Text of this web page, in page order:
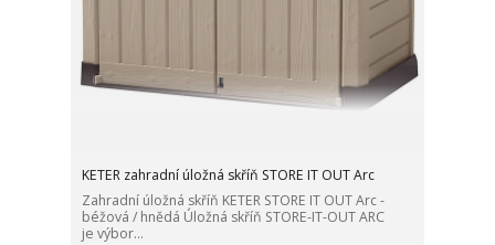
KETER zahradní úložná skříň STORE IT OUT Arc
Zahradní úložná skříň KETER STORE IT OUT Arc -
béžová / hnědá Úložná skříň STORE-IT-OUT ARC
je výbor...